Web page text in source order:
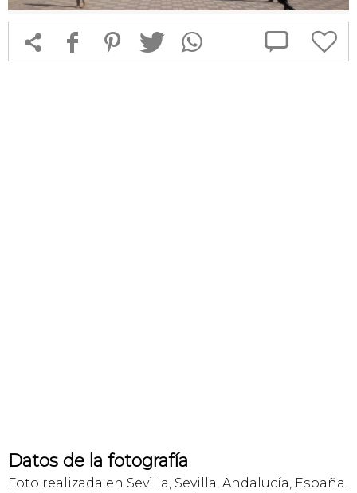
 f 1 T  
Datos de la fotografía
Foto realizada en Sevilla, Sevilla, Andalucía, España.